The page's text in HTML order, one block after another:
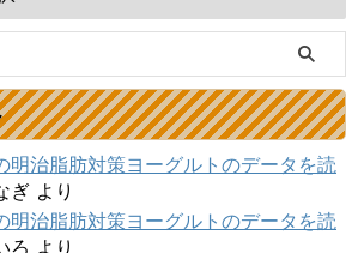
明治脂肪対策ヨーグルトのデータを読
ぎ より
明治脂肪対策ヨーグルトのデータを読
ろ より